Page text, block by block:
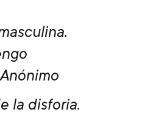
la disforia.